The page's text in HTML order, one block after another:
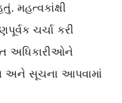
મહત્વકાંક્ષી
ચર્ચા કરી
અધિકારીઓને
અને સૂચના આપવામાં